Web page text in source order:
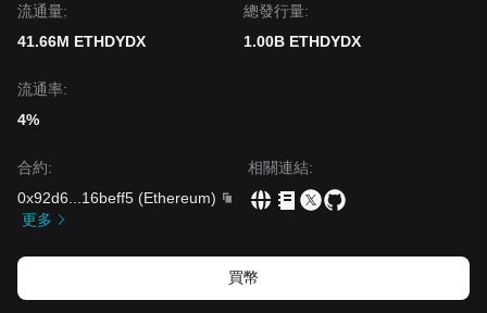
流通量:
41.66M ETHDYDX
總發行量:
1.00B ETHDYDX
流通率:
4%
合約:
0x92d6
16beff5 (Ethereum)
更多
相關連結:
買幣